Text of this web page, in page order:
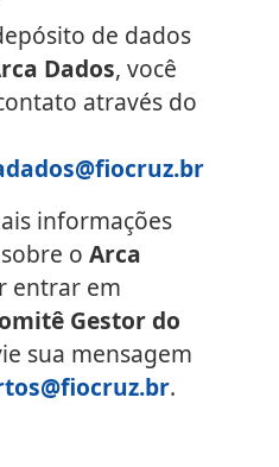
de dados
Dados, você
através do
informações
o Arca
entrar em
Gestor do
sua mensagem
.